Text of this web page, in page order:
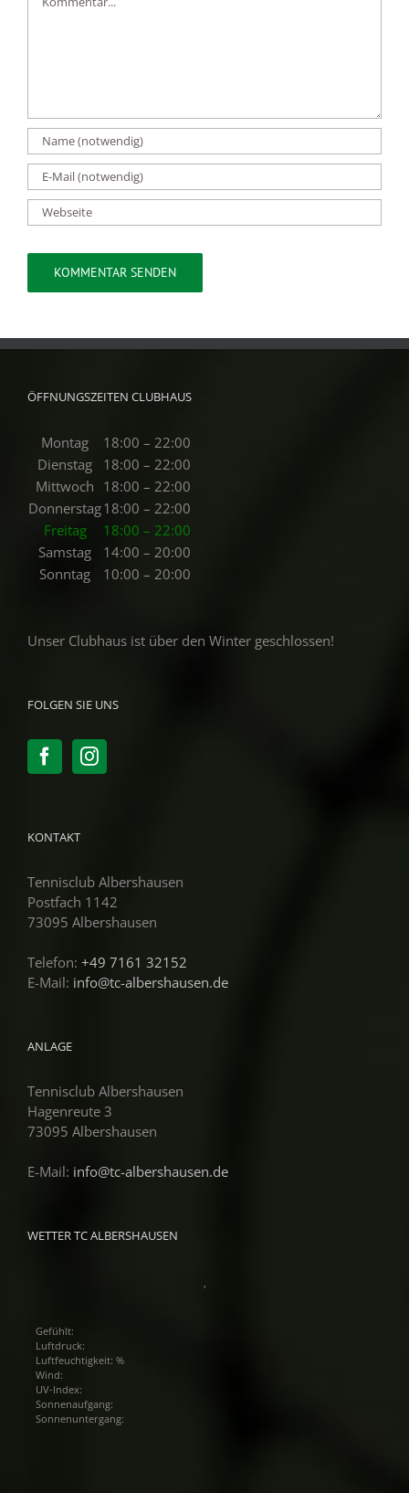
ÖFFNUNGSZEITEN CLUBHAUS
Montag
18:00 – 22:00
Dienstag
18:00 – 22:00
Mittwoch 18:00 – 22:00
Donnerstag18:00 – 22:00
Freitag
18:00 – 22:00
Samstag
14:00 – 20:00
Sonntag
10:00 – 20:00
Unser Clubhaus ist über den Winter geschlossen!
FOLGEN SIE UNS
KONTAKT
Tennisclub Albershausen
Postfach 1142
73095 Albershausen
Telefon: +49 7161 32152
E-Mail: info@tc-albershausen.de
ANLAGE
Tennisclub Albershausen
Hagenreute 3
73095 Albershausen
E-Mail: info@tc-albershausen.de
WETTER TC ALBERSHAUSEN
Gefühlt:
Luftdruck:
Luftfeuchtigkeit: %
Wind:
UV-Index:
Sonnenaufgang:
Sonnenuntergang: